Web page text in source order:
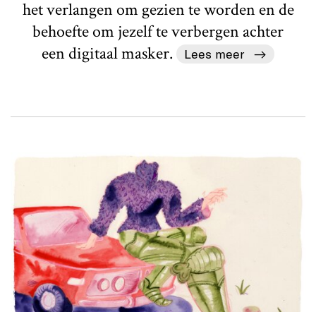
het verlangen om gezien te worden en de
behoefte om jezelf te verbergen achter
een digitaal masker.
Lees meer